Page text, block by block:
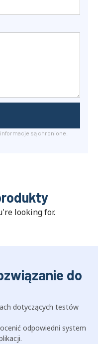
są chronione.
looking for.
do
dotyczących testów
odpowiedni system